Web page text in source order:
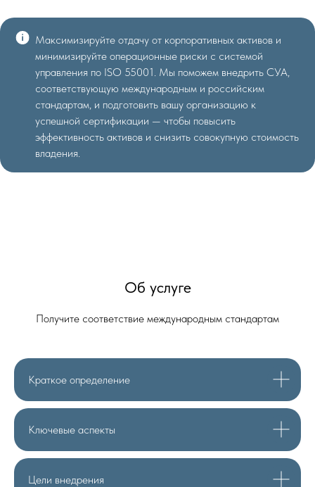
Максимизируйте отдачу от корпоративных активов и
минимизируйте операционные риски с системой
управления по ISO 55001. Мы поможем внедрить СУА,
соответствующую международным и российским
стандартам, и подготовить вашу организацию к
успешной сертификации — чтобы повысить
эффективность активов и снизить совокупную стоимость
владения.
Об услуге
Получите соответствие международным стандартам
Краткое определение
Ключевые аспекты
Цели внедрения